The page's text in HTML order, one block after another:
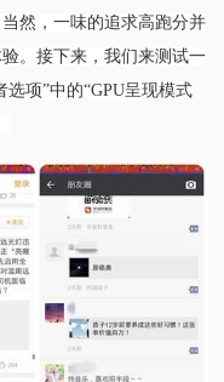
然，一味的追求高跑分并
。接下来，我们来测试一
选项”中的“GPU呈现模式